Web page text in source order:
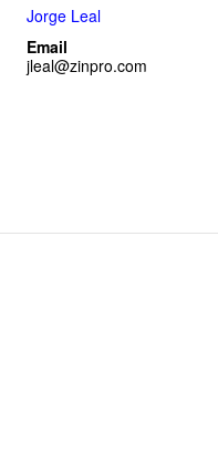
Jorge Leal
Email
jleal@zinpro.com